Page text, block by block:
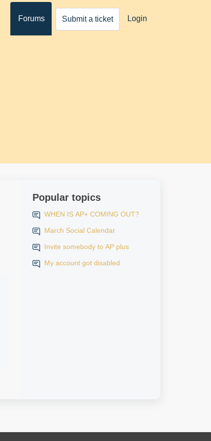
Forums Submit a ticket Login
Popular topics
WHEN IS AP+ COMING OUT?
March Social Calendar
Invite somebody to AP plus
My account got disabled